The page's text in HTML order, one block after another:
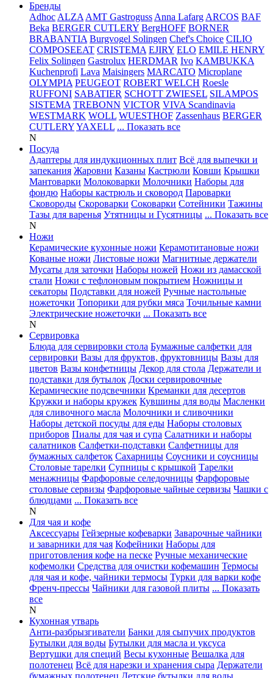
Бренды
Adhoc ALZA AMT Gastroguss Anna Lafarg ARCOS BAF
Beka BERGER CUTLERY BergHOFF BORNER
BRABANTIA Burgvogel Solingen Chef's Choice CILIO
COMPOSEEAT CRISTEMA EJIRY ELO EMILE HENRY
Felix Solingen Gastrolux HERDMAR Ivo KAMBUKKA
Kuchenprofi Lava Maisingers MARCATO Microplane
OLYMPIA PEUGEOT ROBERT WELCH Roesle
RUFFONI SABATIER SCHOTT ZWIESEL SILAMPOS
SISTEMA TREBONN VICTOR VIVA Scandinavia
WESTMARK WOLL WUESTHOF Zassenhaus BERGER
CUTLERYYAXELL ... Показать все
N
Посуда
Адаптеры для индукционных плит Всё для выпечки и
запекания Жаровни Казаны Кастрюли Ковши Крышки
Мантоварки Молоковарки Молочники Наборы для
фондю Наборы кастрюль и сковород Пароварки
Сковороды Скороварки Соковарки Сотейники Тажины
Тазы для варенья Утятницы и Гусятницы ... Показать все
N
Ножи
Керамические кухонные ножи Керамотитановые ножи
Кованые ножи Листовые ножи Магнитные держатели
Мусаты для заточки Наборы ножей Ножи из дамасской
стали Ножи с тефлоновым покрытием Ножницы и
секаторы Подставки для ножей Ручные настольные
ножеточки Топорики для рубки мяса Точильные камни
Электрические ножеточки ... Показать все
N
Сервировка
Блюда для сервировки стола Бумажные салфетки для
сервировки Вазы для фруктов, фруктовницы Вазы для
цветов Вазы конфетницы Декор для стола Держатели и
подставки для бутылок Доски сервировочные
Керамические подсвечники Креманки для десертов
Кружки и наборы кружек Кувшины для воды Масленки
для сливочного масла Молочники и сливочники
Наборы детской посуды для еды Наборы столовых
приборов Пиалы для чая и супа Салатники и наборы
салатников Салфетки-подставки Салфетницы для
бумажных салфеток Сахарницы Соусники и соусницы
Столовые тарелки Супницы с крышкой Тарелки
менажницы Фарфоровые селедочницы Фарфоровые
столовые сервизы Фарфоровые чайные сервизы Чашки с
блюдцами ... Показать все
N
Для чая и кофе
Аксессуары Гейзерные кофеварки Заварочные чайники
и заварники для чая Кофейники Наборы для
приготовления кофе на песке Ручные механические
кофемолки Средства для очистки кофемашин Термосы
для чая и кофе, чайники термосы Турки для варки кофе
Френч-прессы Чайники для газовой плиты ... Показать
все
N
Кухонная утварь
Анти-разбрызгиватели Банки для сыпучих продуктов
Бутылки для воды Бутылки для масла и уксуса
Вертушки для специй Весы кухонные Вешалка для
полотенец Всё для нарезки и хранения сыра Держатели
бумажных полотенец Детские бутылки для воды